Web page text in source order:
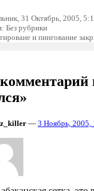
31 Октябрь, 2005,
Без рубрики
и пингование
— 3 Ноябрь, 2005,